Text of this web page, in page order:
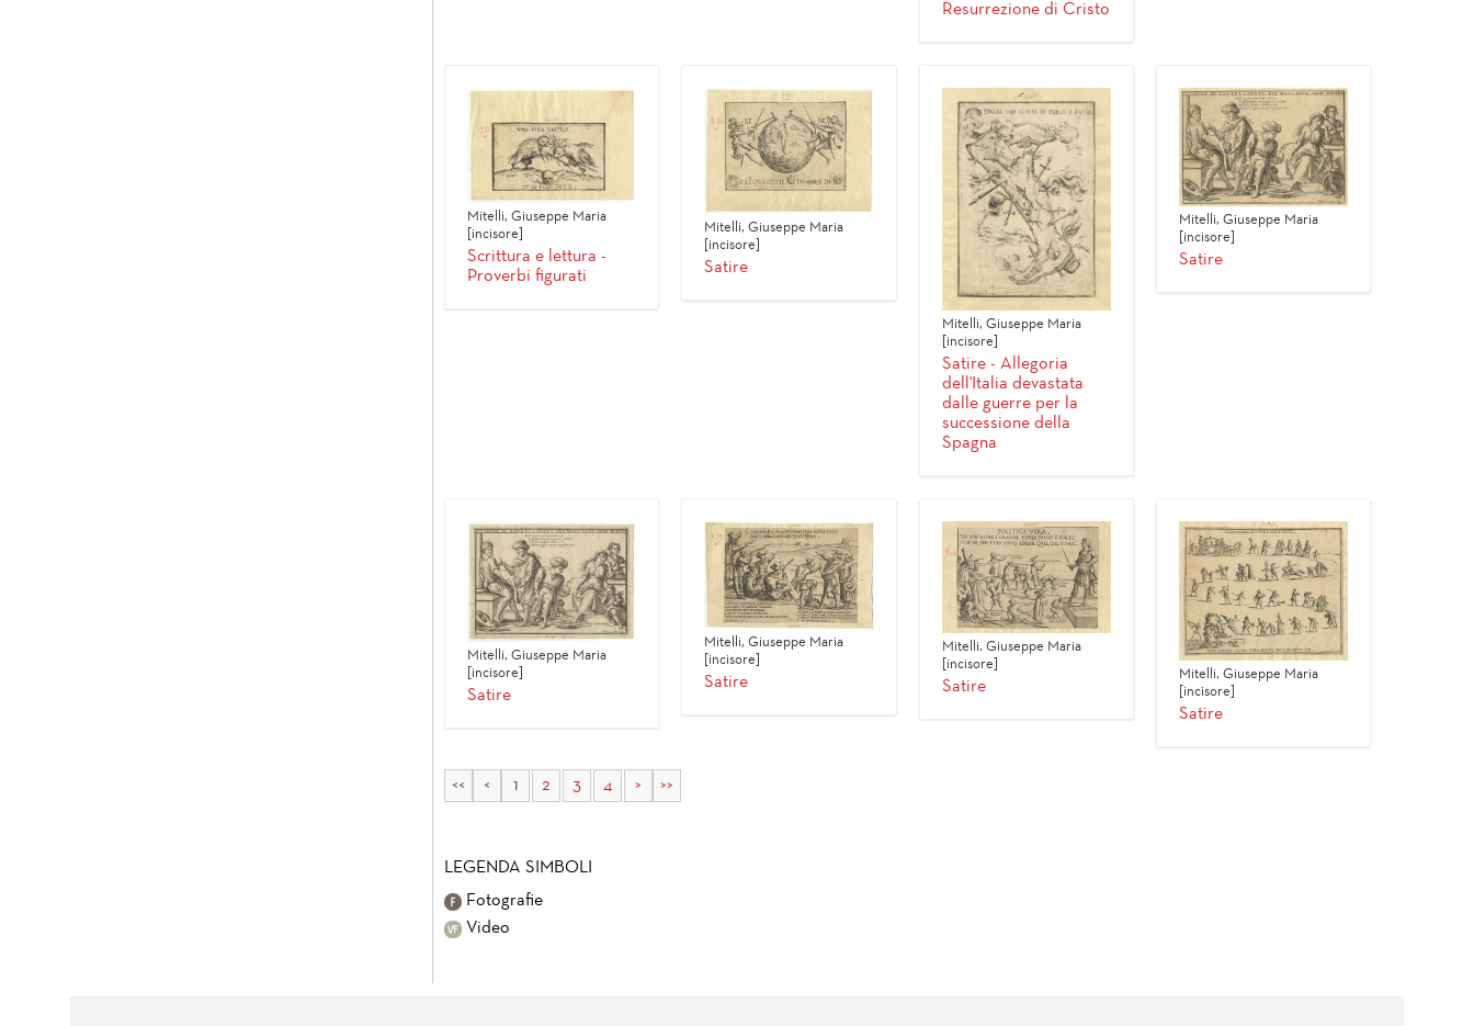
Resurrezione di Cristo
Mitelli, Giuseppe Maria
[incisore]
Scrittura e lettura -
Proverbi figurati
Mitelli, Giuseppe Maria
[incisore]
Satire
Mitelli, Giuseppe Maria
[incisore]
Satire - Allegoria
dell'Italia devastata
dalle guerre per la
successione della
Spagna
Mitelli, Giuseppe Maria
[incisore]
Satire
Mitelli, Giuseppe Maria
[incisore]
Satire
Mitelli, Giuseppe Maria
[incisore]
Satire
Mitelli, Giuseppe Maria
[incisore]
Satire
Mitelli, Giuseppe Maria
[incisore]
Satire
<< < 1 2 3 4 > >>
LEGENDA SIMBOLI
Fotografie
Video